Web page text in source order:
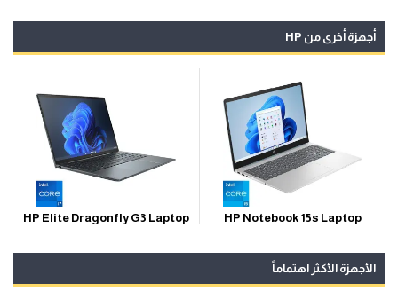
أجهزة أخرى من HP
HP Notebook 15s Laptop
HP Elite Dragonfly G3 Laptop
الأجهزة الأكثر اهتماماً